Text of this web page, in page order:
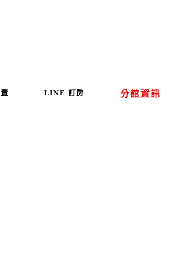
LINE 訂房 分館資訊